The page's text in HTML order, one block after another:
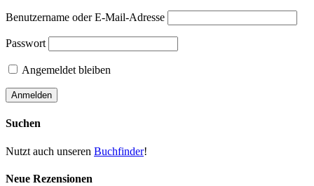
Benutzername oder E-Mail-Adresse
Passwort
Angemeldet bleiben
Suchen
Nutzt auch unseren Buchfinder!
Neue Rezensionen